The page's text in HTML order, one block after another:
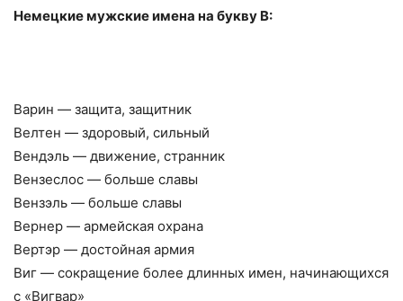
Немецкие мужские имена на букву В:
Варин — защита, защитник
Велтен — здоровый, сильный
Вендэль — движение, странник
Вензеслос — больше славы
Вензэль — больше славы
Вернер — армейская охрана
Вертэр — достойная армия
Виг — сокращение более длинных имен, начинающихся
с «Вигвар»